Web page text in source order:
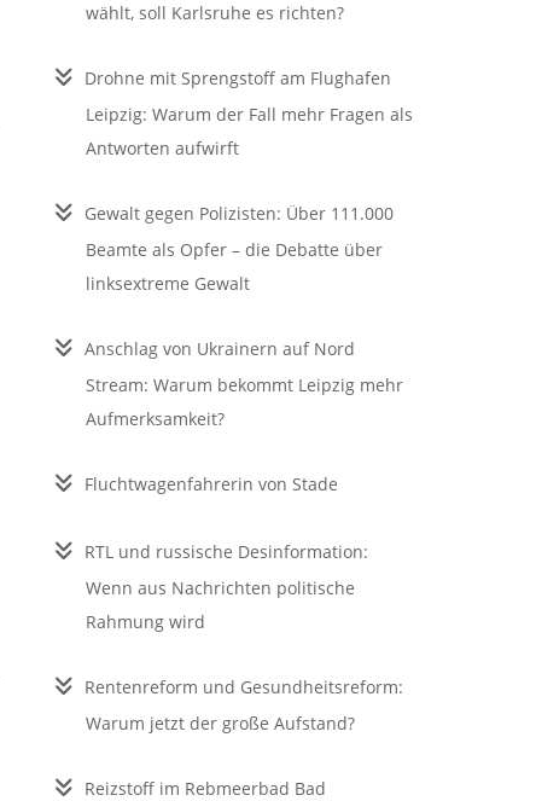
wählt, soll Karlsruhe es richten?
Drohne mit Sprengstoff am Flughafen
Leipzig: Warum der Fall mehr Fragen als
Antworten aufwirft
Gewalt gegen Polizisten: Über 111.000
Beamte als Opfer – die Debatte über
linksextreme Gewalt
Anschlag von Ukrainern auf Nord
Stream: Warum bekommt Leipzig mehr
Aufmerksamkeit?
Fluchtwagenfahrerin von Stade
RTL und russische Desinformation:
Wenn aus Nachrichten politische
Rahmung wird
Rentenreform und Gesundheitsreform:
Warum jetzt der große Aufstand?
Reizstoff im Rebmeerbad Bad